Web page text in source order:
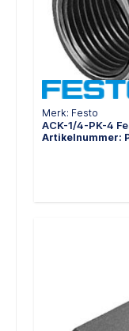
Merk: Festo
ACK-1/4-PK-4
Artikelnummer: